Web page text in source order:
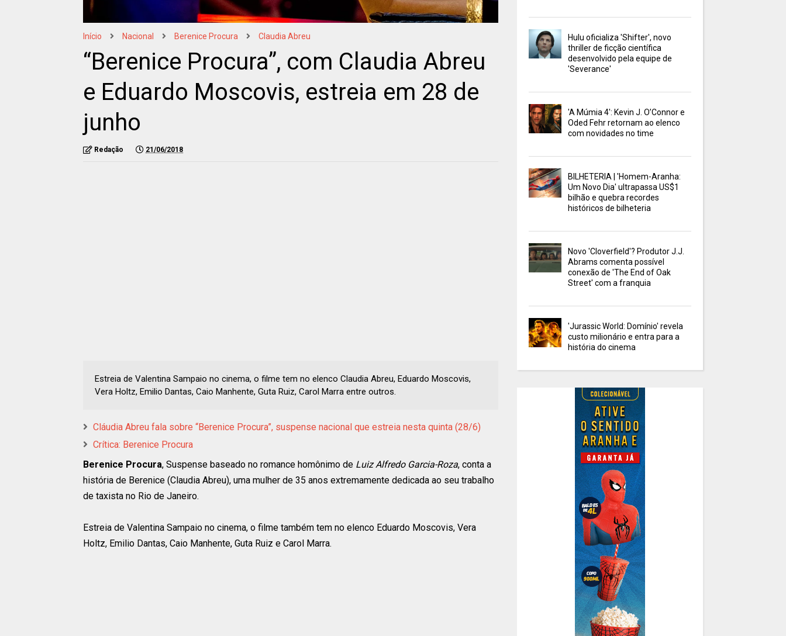
Início Nacional Berenice Procura Claudia Abreu
“Berenice Procura”, com Claudia Abreu
e Eduardo Moscovis, estreia em 28 de
junho
Redação 21/06/2018
Estreia de Valentina Sampaio no cinema, o filme tem no elenco Claudia Abreu, Eduardo Moscovis,
Vera Holtz, Emilio Dantas, Caio Manhente, Guta Ruiz, Carol Marra entre outros.
Cláudia Abreu fala sobre “Berenice Procura”, suspense nacional que estreia nesta quinta (28/6)
Crítica: Berenice Procura
Berenice Procura, Suspense baseado no romance homônimo de Luiz Alfredo Garcia-Roza, conta a
história de Berenice (Claudia Abreu), uma mulher de 35 anos extremamente dedicada ao seu trabalho
de taxista no Rio de Janeiro.
Estreia de Valentina Sampaio no cinema, o filme também tem no elenco Eduardo Moscovis, Vera
Holtz, Emilio Dantas, Caio Manhente, Guta Ruiz e Carol Marra.
Hulu oficializa 'Shifter', novo
thriller de ficção científica
desenvolvido pela equipe de
'Severance'
'A Múmia 4': Kevin J. O’Connor e
Oded Fehr retornam ao elenco
com novidades no time
BILHETERIA | 'Homem-Aranha:
Um Novo Dia' ultrapassa US$1
bilhão e quebra recordes
históricos de bilheteria
Novo 'Cloverfield'? Produtor J.J.
Abrams comenta possível
conexão de 'The End of Oak
Street' com a franquia
'Jurassic World: Domínio' revela
custo milionário e entra para a
história do cinema